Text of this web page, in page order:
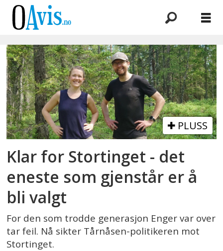
Emne:
nordre
follo
mdg
PLUSS
Klar for Stortinget - det
eneste som gjenstår er å
bli valgt
For den som trodde generasjon Enger var over
tar feil. Nå sikter Tårnåsen-politikeren mot
Stortinget.